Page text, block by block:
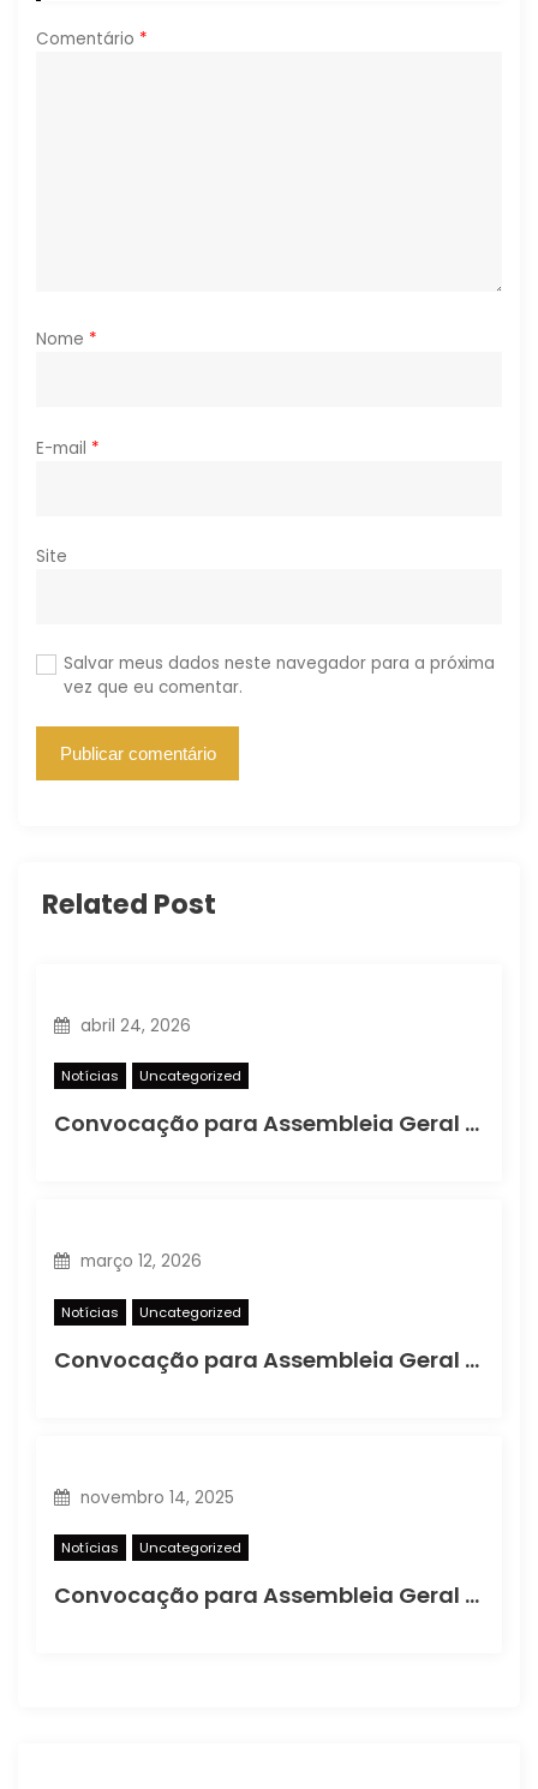
e
Comentário *
Nome *
E-mail *
Site
Salvar meus dados neste navegador para a próxima
vez que eu comentar.
Related Post
abril 24, 2026
Notícias Uncategorized
Convocação para Assembleia Geral Ordinária
março 12, 2026
Notícias Uncategorized
Convocação para Assembleia Geral Extraordinária
novembro 14, 2025
Notícias Uncategorized
Convocação para Assembleia Geral Extraordinária